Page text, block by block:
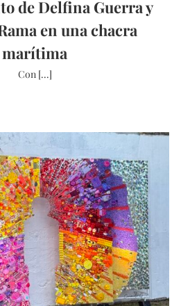
de Delfina Guerra y
en una chacra
marítima
Con [...]